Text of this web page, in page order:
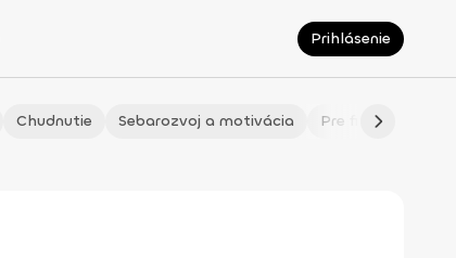
Prihlásenie
Chudnutie Sebarozvoj a motivácia Pre fitmaminky